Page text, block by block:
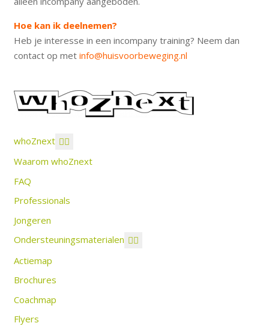
Hoe kan ik deelnemen?
Heb je interesse in een incompany training? Neem dan
contact op met info@huisvoorbeweging.nl
whoZnext
Waarom whoZnext
FAQ
Professionals
Jongeren
Ondersteuningsmaterialen
Actiemap
Brochures
Coachmap
Flyers